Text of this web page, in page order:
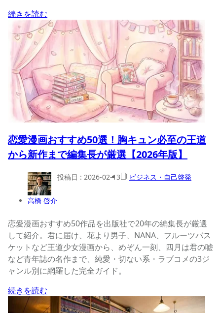
続きを読む
恋愛漫画おすすめ50選！胸キュン必至の王道
から新作まで編集長が厳選【2026年版】
高橋 啓介
投稿日 : 2026-02-13 ビジネス・自己啓発
恋愛漫画おすすめ50作品を出版社で20年の編集長が厳選
して紹介。君に届け、花より男子、NANA、フルーツバス
ケットなど王道少女漫画から、めぞん一刻、四月は君の嘘
など青年誌の名作まで、純愛・切ない系・ラブコメの3ジ
ャンル別に網羅した完全ガイド。
続きを読む